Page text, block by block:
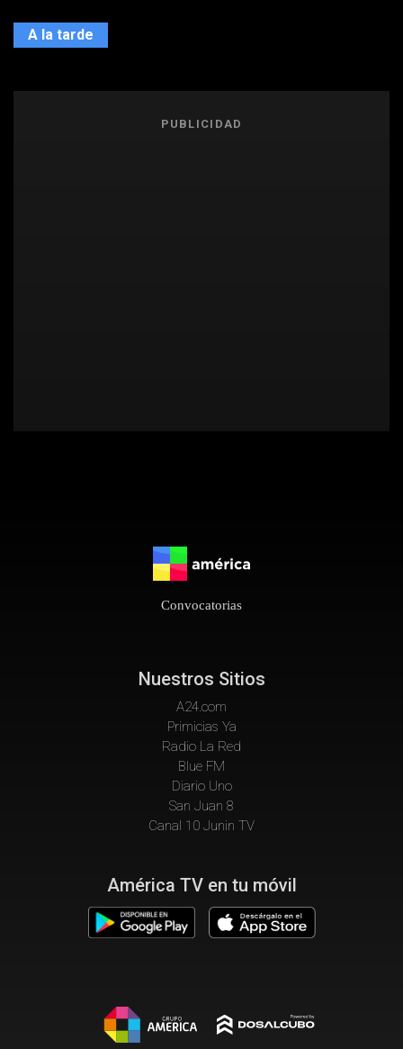
A la tarde
PUBLICIDAD
Convocatorias
Nuestros Sitios
A24.com
Primicias Ya
Radio La Red
Blue FM
Diario Uno
San Juan 8
Canal 10 Junin TV
América TV en tu móvil